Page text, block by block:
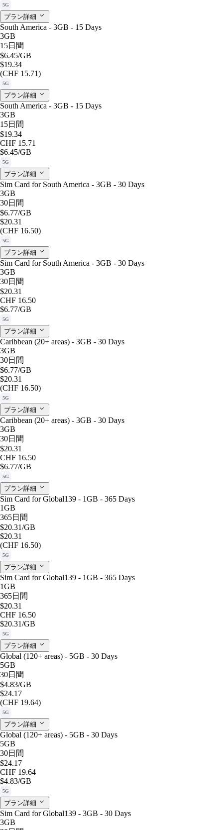
5G
プラン詳細
South America - 3GB - 15 Days
3GB
15日間
$6.45/GB
$19.34
(CHF 15.71)
5G
プラン詳細
South America - 3GB - 15 Days
3GB
15日間
$19.34
CHF 15.71
$6.45/GB
5G
プラン詳細
Sim Card for South America - 3GB - 30 Days
3GB
30日間
$6.77/GB
$20.31
(CHF 16.50)
5G
プラン詳細
Sim Card for South America - 3GB - 30 Days
3GB
30日間
$20.31
CHF 16.50
$6.77/GB
5G
プラン詳細
Caribbean (20+ areas) - 3GB - 30 Days
3GB
30日間
$6.77/GB
$20.31
(CHF 16.50)
5G
プラン詳細
Caribbean (20+ areas) - 3GB - 30 Days
3GB
30日間
$20.31
CHF 16.50
$6.77/GB
5G
プラン詳細
Sim Card for Global139 - 1GB - 365 Days
1GB
365日間
$20.31/GB
$20.31
(CHF 16.50)
5G
プラン詳細
Sim Card for Global139 - 1GB - 365 Days
1GB
365日間
$20.31
CHF 16.50
$20.31/GB
5G
プラン詳細
Global (120+ areas) - 5GB - 30 Days
5GB
30日間
$4.83/GB
$24.17
(CHF 19.64)
5G
プラン詳細
Global (120+ areas) - 5GB - 30 Days
5GB
30日間
$24.17
CHF 19.64
$4.83/GB
5G
プラン詳細
Sim Card for Global139 - 3GB - 30 Days
3GB